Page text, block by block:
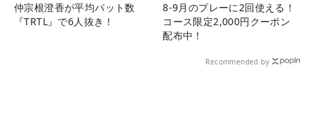
仲宗根澄香が平均パット数
『TRTL』で6人抜き！
8-9月のプレーに2回使える！
コース限定2,000円クーポン
配布中！
Recommended by